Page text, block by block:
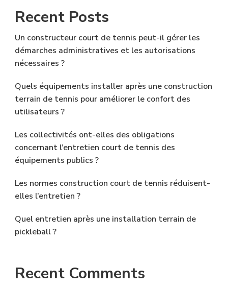
Recent Posts
Un constructeur court de tennis peut-il gérer les
démarches administratives et les autorisations
nécessaires ?
Quels équipements installer après une construction
terrain de tennis pour améliorer le confort des
utilisateurs ?
Les collectivités ont-elles des obligations
concernant l’entretien court de tennis des
équipements publics ?
Les normes construction court de tennis réduisent-
elles l’entretien ?
Quel entretien après une installation terrain de
pickleball ?
Recent Comments